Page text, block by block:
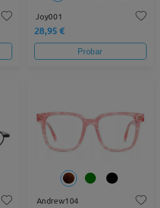
Joy001
28,95 €
Probar
Andrew104